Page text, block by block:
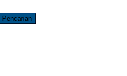
Pencarian